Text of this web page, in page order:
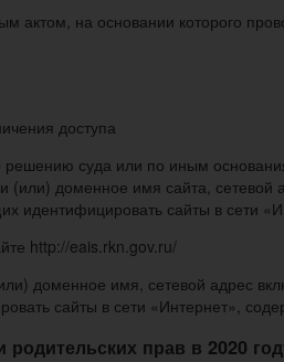
актом, на основании которого
доступа
решению суда или по иным
(или) доменное имя сайта,
идентифицировать сайты в сети
http://eais.rkn.gov.ru/
доменное имя, сетевой адрес
сайты в сети «Интернет»,
прав в 2020